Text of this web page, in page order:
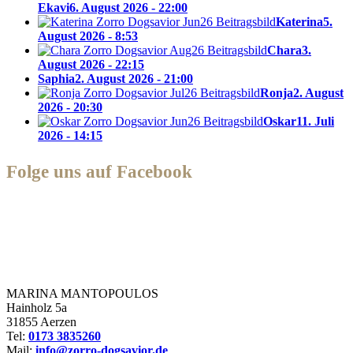
Ekavi6. August 2026 - 22:00
Katerina5.
August 2026 - 8:53
Chara3.
August 2026 - 22:15
Saphia2. August 2026 - 21:00
Ronja2. August
2026 - 20:30
Oskar11. Juli
2026 - 14:15
Folge uns auf Facebook
MARINA MANTOPOULOS
Hainholz 5a
31855 Aerzen
Tel: 0173 3835260
Mail: info@zorro-dogsavior.de